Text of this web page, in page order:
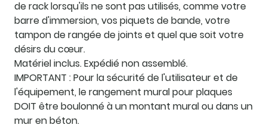
de rack lorsqu'ils ne sont pas utilisés, comme votre
barre d'immersion, vos piquets de bande, votre
tampon de rangée de joints et quel que soit votre
désirs du cœur.
Matériel inclus. Expédié non assemblé.
IMPORTANT : Pour la sécurité de l'utilisateur et de
l'équipement, le rangement mural pour plaques
DOIT être boulonné à un montant mural ou dans un
mur en béton.